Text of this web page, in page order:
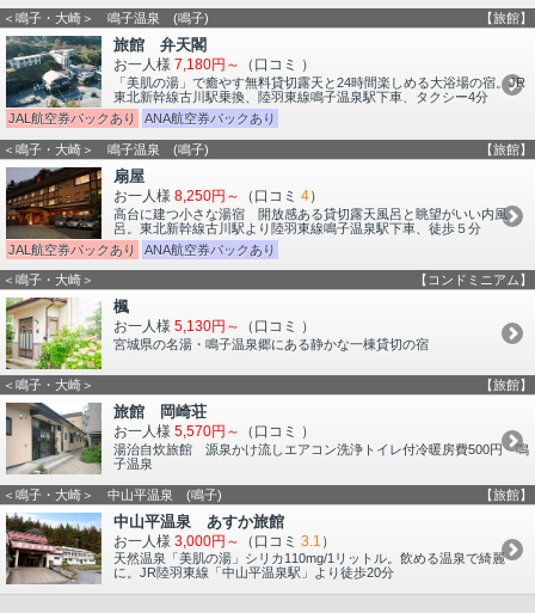
＜鳴子・大崎＞ 鳴子温泉 (鳴子) 【旅館】
旅館 弁天閣
お一人様 7,180円～ （口コミ ）
「美肌の湯」で癒やす無料貸切露天と24時間楽しめる大浴場の宿。JR
東北新幹線古川駅乗換、陸羽東線鳴子温泉駅下車、タクシー4分
JAL航空券パックあり
ANA航空券パックあり
＜鳴子・大崎＞ 鳴子温泉 (鳴子) 【旅館】
扇屋
お一人様 8,250円～ （口コミ 4）
高台に建つ小さな湯宿 開放感ある貸切露天風呂と眺望がいい内風
呂。東北新幹線古川駅より陸羽東線鳴子温泉駅下車、徒歩５分
JAL航空券パックあり
ANA航空券パックあり
＜鳴子・大崎＞ 【コンドミニアム】
楓
お一人様 5,130円～ （口コミ ）
宮城県の名湯・鳴子温泉郷にある静かな一棟貸切の宿
＜鳴子・大崎＞ 【旅館】
旅館 岡崎荘
お一人様 5,570円～ （口コミ ）
湯治自炊旅館 源泉かけ流しエアコン洗浄トイレ付冷暖房費500円 鳴
子温泉
＜鳴子・大崎＞ 中山平温泉 (鳴子) 【旅館】
中山平温泉 あすか旅館
お一人様 3,000円～ （口コミ 3.1 ）
天然温泉「美肌の湯」シリカ110mg/1リットル。飲める温泉で綺麗
に。JR陸羽東線「中山平温泉駅」より徒歩20分